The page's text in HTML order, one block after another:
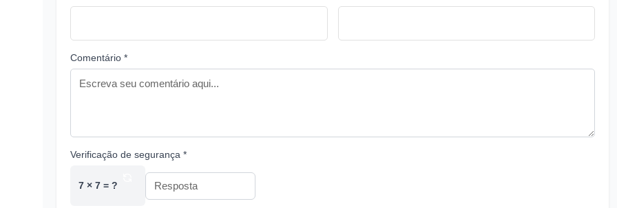
Comentário *
Verificação de segurança *
7 × 7 = ?